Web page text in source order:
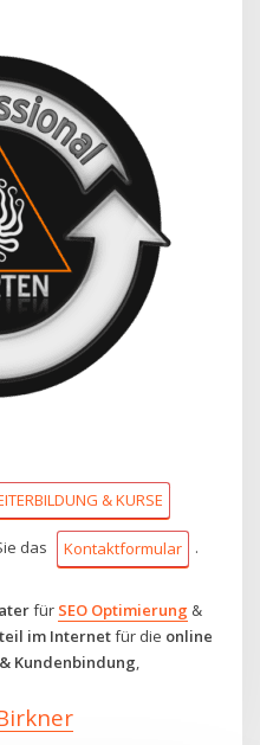
& KURSE
das Kontaktformular .
für SEO Optimierung &
im Internetfür die online
Kundenbindung,